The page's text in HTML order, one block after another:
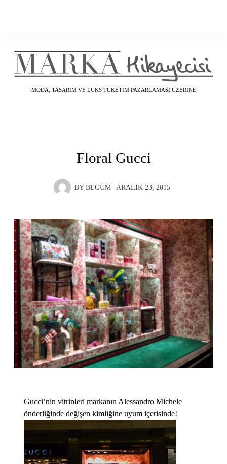
MODA, TASARIM VE LÜKS TÜKETIM PAZARLAMASI ÜZERINE
Floral Gucci
BY BEGÜM ARALIK 23, 2015
Gucci’nin vitrinleri markanın Alessandro Michele
önderliğinde değişen kimliğine uyum içerisinde!